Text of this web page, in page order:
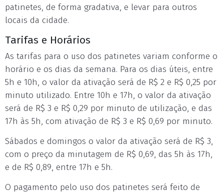
patinetes, de forma gradativa, e levar para outros
locais da cidade.
Tarifas e Horários
As tarifas para o uso dos patinetes variam conforme o
horário e os dias da semana. Para os dias úteis, entre
5h e 10h, o valor da ativação será de R$ 2 e R$ 0,25 por
minuto utilizado. Entre 10h e 17h, o valor da ativação
será de R$ 3 e R$ 0,29 por minuto de utilização, e das
17h às 5h, com ativação de R$ 3 e R$ 0,69 por minuto.
Sábados e domingos o valor da ativação será de R$ 3,
com o preço da minutagem de R$ 0,69, das 5h às 17h,
e de R$ 0,89, entre 17h e 5h.
O pagamento pelo uso dos patinetes será feito de